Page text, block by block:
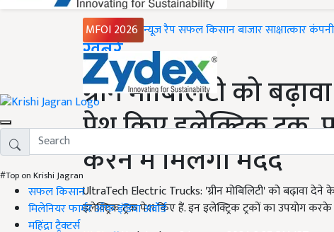
MFOI 2026 न्यूज़ रैपसफल किसानबाजारसाक्षात्कार
#Top on Krishi Jagran
सफल किसान
मिलेनियर फार्मर ऑफ इंडिया अवॉर्ड
महिंद्रा ट्रैक्टर्स
Home
ख़बरें
ग्रीन मोबिलिटी को
पेश किए इलेक्ट्रिक ट्रक,
करने में मिलेगी मदद
UltraTech Electric Trucks: 'ग्रीन मोबिलिटी' को बढ़ावा
इलेक्ट्रिक ट्रक पेश किए हैं. इन इलेक्ट्रिक ट्रकों का उपयोग